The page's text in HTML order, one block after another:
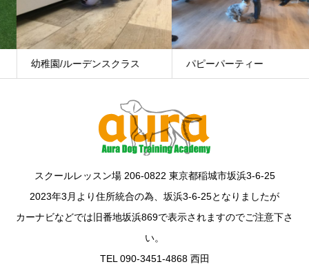
幼稚園/ルーデンスクラス パピーパーティー
スクールレッスン場 206-0822 東京都稲城市坂浜3-6-25
2023年3月より住所統合の為、坂浜3-6-25となりましたが
カーナビなどでは旧番地坂浜869で表示されますのでご注意下さ
い。
TEL 090-3451-4868 西田